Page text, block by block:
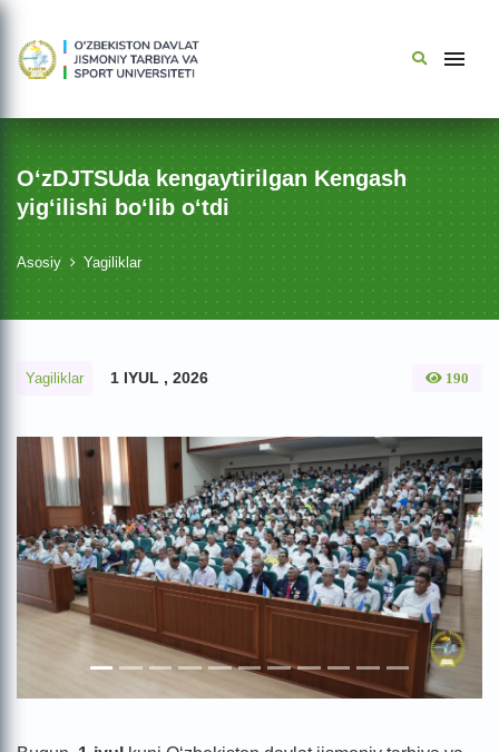
O‘zDJTSUda kengaytirilgan Kengash
yig‘ilishi bo‘lib o‘tdi
Asosiy Yagiliklar
Yagiliklar 1 IYUL , 2026 190